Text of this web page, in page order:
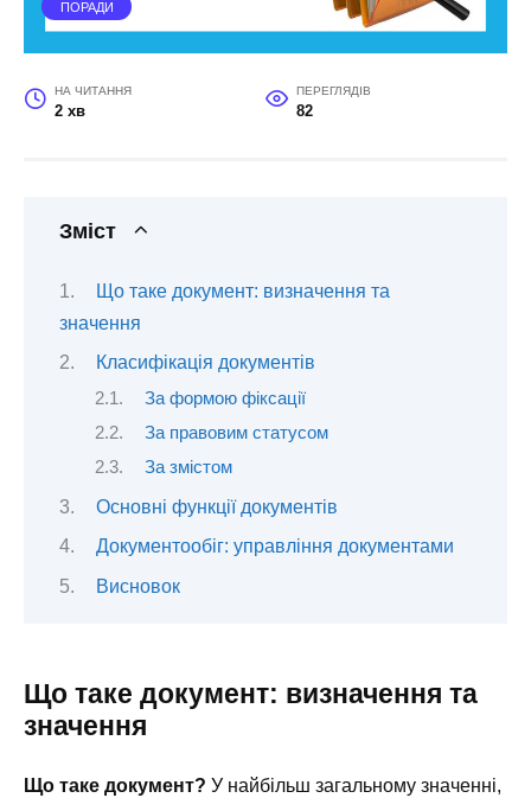
ПОРАДИ
НА ЧИТАННЯ
2 хв
ПЕРЕГЛЯДІВ
82
Зміст
Що таке документ: визначення та
значення
Класифікація документів
За формою фіксації
За правовим статусом
За змістом
Основні функції документів
Документообіг: управління документами
Висновок
Що таке документ: визначення та
значення
Що таке документ? У найбільш загальному значенні,